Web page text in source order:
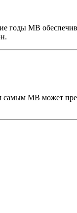
годы MB
самым MB может